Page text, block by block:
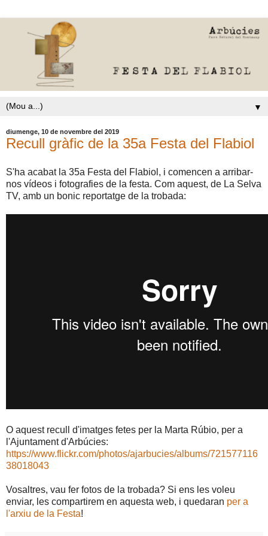
▼
diumenge, 10 de novembre del 2019
Recull gràfic de la 35a Festa del Flabiol
S'ha acabat la 35a Festa del Flabiol, i comencen a arribar-
nos vídeos i fotografies de la festa. Com aquest, de La Selva
TV, amb un bonic reportatge de la trobada:
O aquest recull d'imatges fetes per la Marta Rúbio, per a
l'Ajuntament d'Arbúcies:
https://www.flickr.com/photos/ajarbucies/albums/721577116
38018043
Vosaltres, vau fer fotos de la trobada? Si ens les voleu
enviar, les compartirem en aquesta web, i quedaran per a
l'arxiu de la Festa!